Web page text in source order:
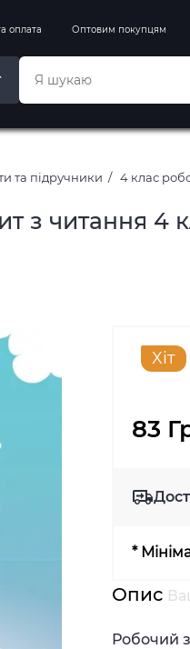
оплата Оптовим покупцям
та підручники 4 клас
з читання 4
Хіт
83
*
Опис
Робочий